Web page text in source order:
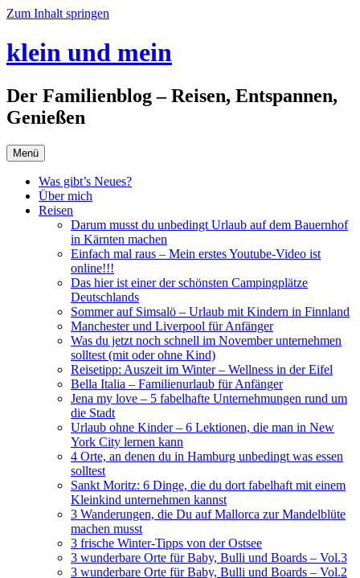
Zum Inhalt springen
klein und mein
Der Familienblog – Reisen, Entspannen,
Genießen
Menü
Was gibt’s Neues?
Über mich
Reisen
Darum musst du unbedingt Urlaub auf dem Bauernhof
in Kärnten machen
Einfach mal raus – Mein erstes Youtube-Video ist
online!!!
Das hier ist einer der schönsten Campingplätze
Deutschlands
Sommer auf Simsalö – Urlaub mit Kindern in Finnland
Manchester und Liverpool für Anfänger
Was du jetzt noch schnell im November unternehmen
solltest (mit oder ohne Kind)
Reisetipp: Auszeit im Winter – Wellness in der Eifel
Bella Italia – Familienurlaub für Anfänger
Jena my love – 5 fabelhafte Unternehmungen rund um
die Stadt
Urlaub ohne Kinder – 6 Lektionen, die man in New
York City lernen kann
4 Orte, an denen du in Hamburg unbedingt was essen
solltest
Sankt Moritz: 6 Dinge, die du dort fabelhaft mit einem
Kleinkind unternehmen kannst
3 Wanderungen, die Du auf Mallorca zur Mandelblüte
machen musst
3 frische Winter-Tipps von der Ostsee
3 wunderbare Orte für Baby, Bulli und Boards – Vol.3
3 wunderbare Orte für Baby, Bulli und Boards – Vol.2